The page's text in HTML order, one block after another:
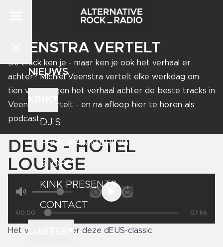
NIEUWS
DJ'S
PROGRAMMERING
STORE
KINK PRESENTS
CONTACT
VEENSTRA VERTELT
De track ken je - maar ken je ook het verhaal er
achter? Michiel Veenstra vertelt elke werkdag om
tien voor negen het verhaal achter de beste tracks in
Veenstra Vertelt - en na afloop hier te horen als
podcast.
DEUS - HOTEL
LOUNGE
00:00 07:56
Het verhaal achter deze dEUS-classic